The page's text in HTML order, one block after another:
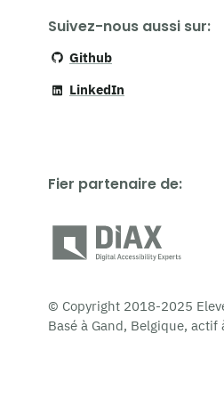
Suivez-nous aussi sur:
Github
LinkedIn
Fier partenaire de:
© Copyright 2018-2025
Basé à Gand, Belgique, actif